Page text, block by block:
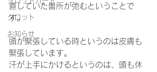
タロット
お知らせ
直していた箇所が弛むということで
す。
頭が緊張している時というのは皮膚も
緊張しています。
汗が上手にかけるというのは、頭も休